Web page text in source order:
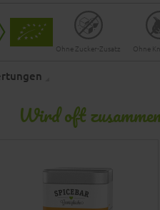
Ohne Zucker-Zusatz Ohne
Wird oft